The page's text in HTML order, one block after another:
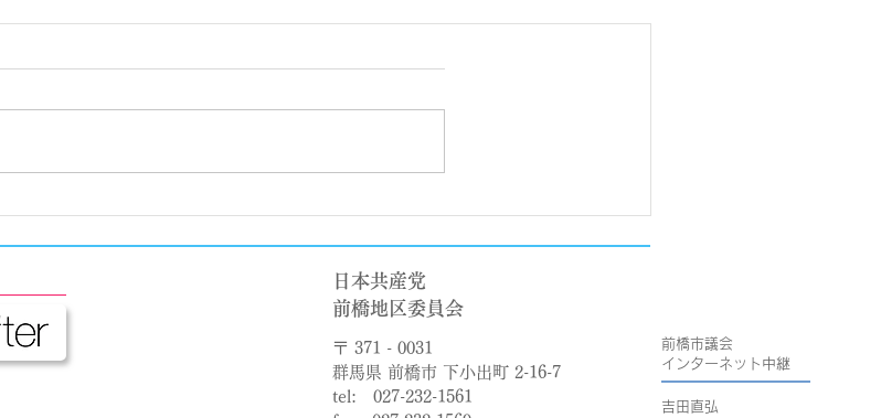
前橋市議会
​インターネット中継
吉田直弘
日本共産党
​前橋地区委員会
〒 371 - 0031
群馬県 前橋市 下小出町 2-16-7
tel: 027-232-1561